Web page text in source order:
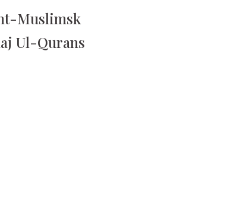
Muslimsk
Ul-Qurans